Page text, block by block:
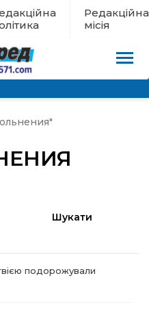
Редакційна
місія
подорожували